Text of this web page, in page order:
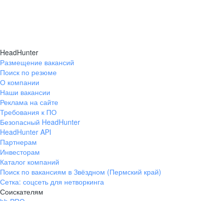
HeadHunter
Размещение вакансий
Поиск по резюме
О компании
Наши вакансии
Реклама на сайте
Требования к ПО
Безопасный HeadHunter
HeadHunter API
Партнерам
Инвесторам
Каталог компаний
Поиск по вакансиям в Звёздном (Пермский край)
Сетка: соцсеть для нетворкинга
Соискателям